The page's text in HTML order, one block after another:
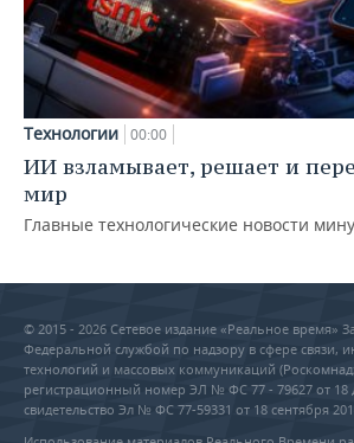
Технологии 00:00
ИИ взламывает, решает и
мир
Главные технологические новости
© 2015 - 2026 Сетевое издание «Реальное время»
Федеральной службой по надзору в сфере связи,
технологий и массовых коммуникаций
регистрационный номер ЭЛ № ФС 77 - 79627 от 18
свидетельство Эл № ФС 77-59331 от 18 сентября